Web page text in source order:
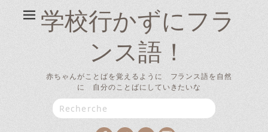
学校行かずにフラ
ンス語！
赤ちゃんがことばを覚えるように フランス語を自然
に 自分のことばにしていきたいな
Search
for: